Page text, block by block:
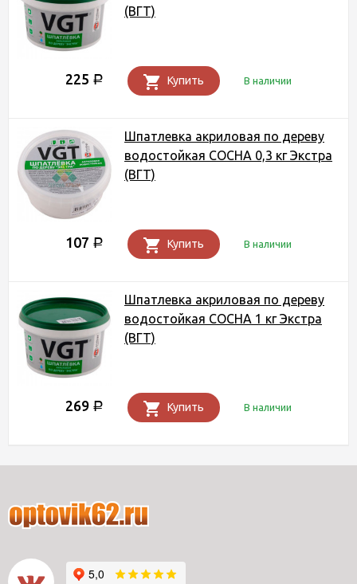
(ВГТ)
225 Р Купить В наличии
Шпатлевка акриловая по дереву
водостойкая СОСНА 0,3 кг Экстра
(ВГТ)
107 Р Купить В наличии
Шпатлевка акриловая по дереву
водостойкая СОСНА 1 кг Экстра
(ВГТ)
269 Р Купить В наличии